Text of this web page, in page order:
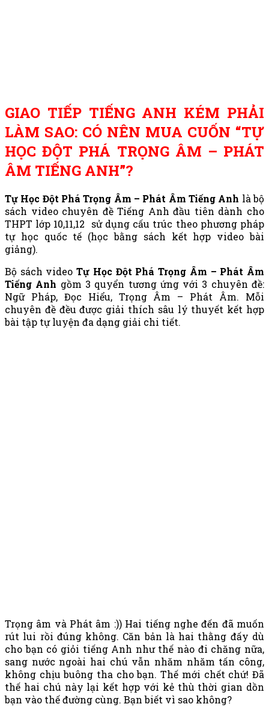
GIAO TIẾP TIẾNG ANH KÉM PHẢI
LÀM SAO: CÓ NÊN MUA CUỐN “TỰ
HỌC ĐỘT PHÁ TRỌNG ÂM – PHÁT
ÂM TIẾNG ANH”?
Tự Học Đột Phá Trọng Âm – Phát Âm Tiếng Anh là bộ
sách video chuyên đề Tiếng Anh đầu tiên dành cho
THPT lớp 10,11,12 sử dụng cấu trúc theo phương pháp
tự học quốc tế (học bằng sách kết hợp video bài
giảng).
Bộ sách videoTự Học Đột Phá Trọng Âm – Phát Âm
Tiếng Anh gồm 3 quyển tương ứng với 3 chuyên đề:
Ngữ Pháp, Đọc Hiểu, Trọng Âm – Phát Âm. Mỗi
chuyên đề đều được giải thích sâu lý thuyết kết hợp
bài tập tự luyện đa dạng giải chi tiết.
Trọng âm và Phát âm :)) Hai tiếng nghe đến đã muốn
rút lui rồi đúng không. Căn bản là hai thằng đấy dù
cho bạn có giỏi tiếng Anh như thế nào đi chăng nữa,
sang nước ngoài hai chú vẫn nhăm nhăm tấn công,
không chịu buông tha cho bạn. Thế mới chết chứ! Đã
thế hai chú này lại kết hợp với kẻ thù thời gian dồn
bạn vào thế đường cùng. Bạn biết vì sao không?